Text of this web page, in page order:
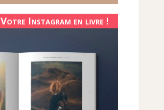
Votre Instagram en livre !